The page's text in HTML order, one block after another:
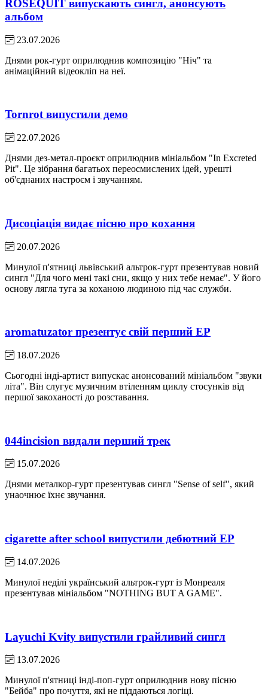
ROSEQUIT випускають сингл, анонсують
альбом
23.07.2026
Днями рок-гурт оприлюднив композицію "Ніч" та
анімаційний відеокліп на неї.
Tornrot випустили демо
22.07.2026
Днями дез-метал-проєкт оприлюднив мініальбом "In Excreted
Pit". Це зібрання багатьох переосмислених ідей, урешті
об'єднаних настроєм і звучанням.
Дисоціація видає пісню про кохання
20.07.2026
Минулої п'ятниці львівський альтрок-гурт презентував новий
сингл "Для чого мені такі сни, якщо у них тебе немає". У його
основу лягла туга за коханою людиною під час служби.
aromatuzator презентує свій перший EP
18.07.2026
Сьогодні інді-артист випускає анонсований мініальбом "звуки
літа". Він слугує музичним втіленням циклу стосунків від
першої закоханості до розставання.
044incision видали перший трек
15.07.2026
Днями металкор-гурт презентував сингл "Sense of self", який
унаочнює їхнє звучання.
cigarette after school випустили дебютний EP
14.07.2026
Минулої неділі український альтрок-гурт із Монреаля
презентував мініальбом "NOTHING BUT A GAME".
Layuchi Kvity випустили грайливий сингл
13.07.2026
Минулої п'ятниці інді-поп-гурт оприлюднив нову пісню
"Бейба" про почуття, які не піддаються логіці.